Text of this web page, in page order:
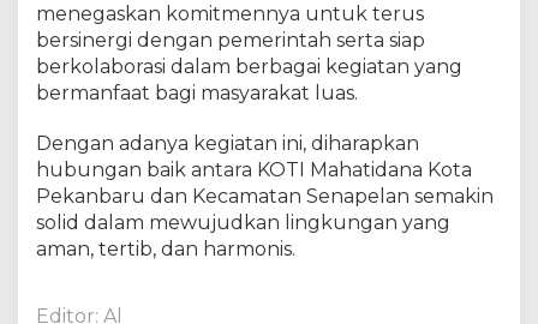
menegaskan komitmennya untuk terus
bersinergi dengan pemerintah serta siap
berkolaborasi dalam berbagai kegiatan yang
bermanfaat bagi masyarakat luas.
Dengan adanya kegiatan ini, diharapkan
hubungan baik antara KOTI Mahatidana Kota
Pekanbaru dan Kecamatan Senapelan semakin
solid dalam mewujudkan lingkungan yang
aman, tertib, dan harmonis.
Editor: Al